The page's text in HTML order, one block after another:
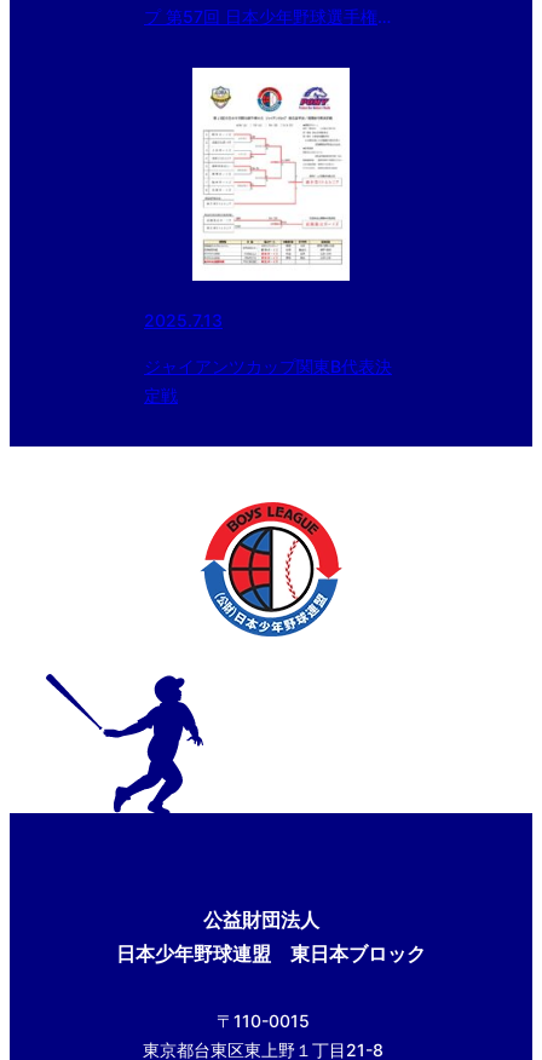
プ 第57回 日本少年野球選手権大
2025.7.13
ジャイアンツカップ関東B代表決
定戦
公益財団法人
日本少年野球連盟 東日本ブロック
〒110-0015
東京都台東区東上野１丁目21-8